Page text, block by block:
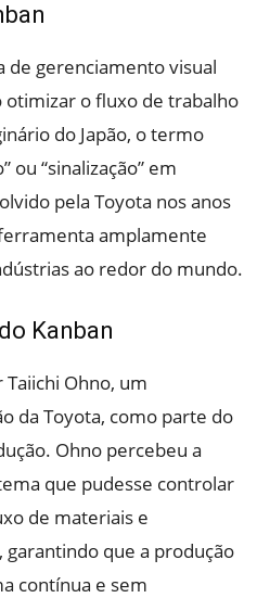
de gerenciamento visual
o fluxo de trabalho
do Japão, o termo
ou “sinalização” em
pela Toyota nos anos
amplamente
ao redor do mundo.
Kanban
Ohno, um
da Toyota, como parte do
Ohno percebeu a
que pudesse controlar
de materiais e
que a produção
contínua e sem